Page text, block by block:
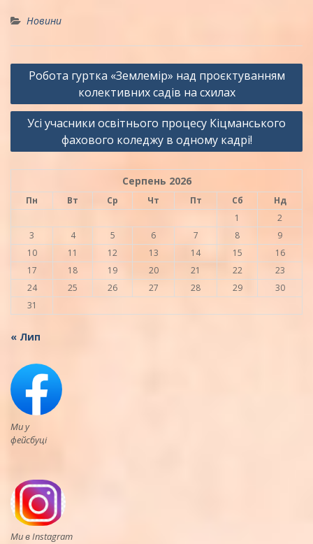
Новини
Навігація
Робота гуртка «Землемір» над проєктуванням
колективних садів на схилах
Усі учасники освітнього процесу Кіцманського
фахового коледжу в одному кадрі!
Серпень 2026
Пн Вт Ср Чт Пт Сб
Нд
1
2
3
4 5 6 7 8
9
10
11 12 13 14 15
16
17
18 19 20 21 22
23
24
25 26 27 28 29
30
31
« Лип
Ми у
фейсбуці
Ми в Instagram